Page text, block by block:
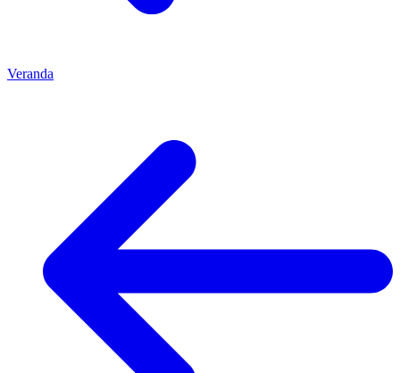
Veranda